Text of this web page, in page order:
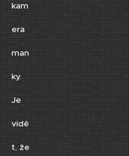
kam
era
man
ky.
Je
vidě
t, že